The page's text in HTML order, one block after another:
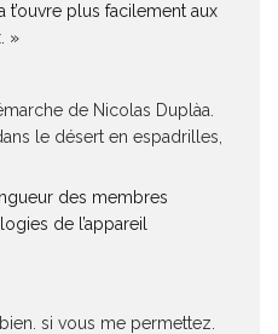
plus facilement aux
»
de Nicolas Duplàa.
le désert en espadrilles,
des membres
de l’appareil
si vous me permettez.